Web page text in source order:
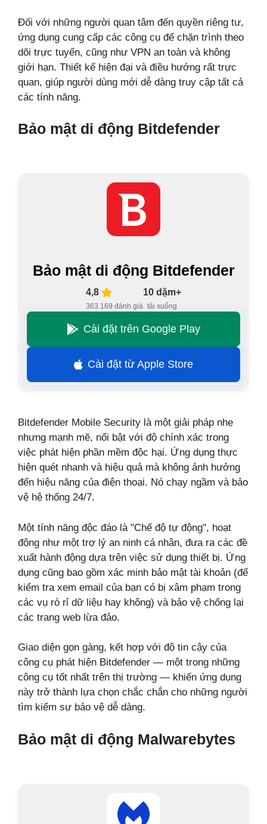
Đối với những người quan tâm đến quyền riêng tư,
ứng dụng cung cấp các công cụ để chặn trình theo
dõi trực tuyến, cũng như VPN an toàn và không
giới hạn. Thiết kế hiện đại và điều hướng rất trực
quan, giúp người dùng mới dễ dàng truy cập tất cả
các tính năng.
Bảo mật di động Bitdefender
Bảo mật di động Bitdefender
4,8
363.169 đánh giá
10 dặm+
tải xuống
Cài đặt trên Google Play
Cài đặt từ Apple Store
Bitdefender Mobile Security là một giải pháp nhẹ
nhưng mạnh mẽ, nổi bật với độ chính xác trong
việc phát hiện phần mềm độc hại. Ứng dụng thực
hiện quét nhanh và hiệu quả mà không ảnh hưởng
đến hiệu năng của điện thoại. Nó chạy ngầm và bảo
vệ hệ thống 24/7.
Một tính năng độc đáo là "Chế độ tự động", hoạt
động như một trợ lý an ninh cá nhân, đưa ra các đề
xuất hành động dựa trên việc sử dụng thiết bị. Ứng
dụng cũng bao gồm xác minh bảo mật tài khoản (để
kiểm tra xem email của bạn có bị xâm phạm trong
các vụ rò rỉ dữ liệu hay không) và bảo vệ chống lại
các trang web lừa đảo.
Giao diện gọn gàng, kết hợp với độ tin cậy của
công cụ phát hiện Bitdefender — một trong những
công cụ tốt nhất trên thị trường — khiến ứng dụng
này trở thành lựa chọn chắc chắn cho những người
tìm kiếm sự bảo vệ dễ dàng.
Bảo mật di động Malwarebytes